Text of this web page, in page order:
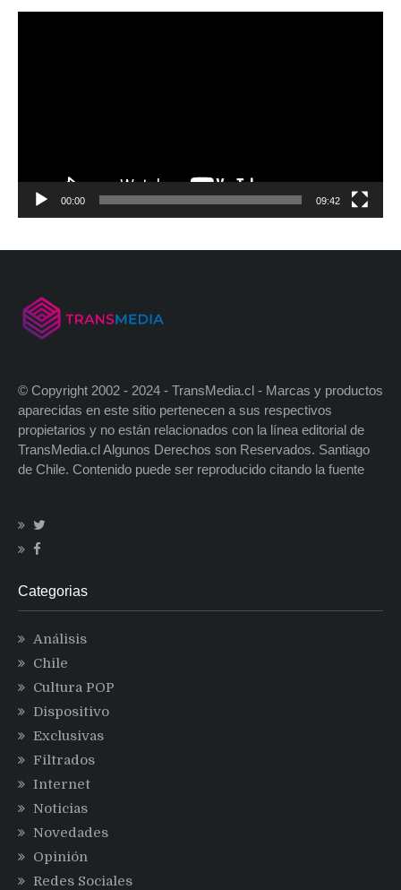
00:00 09:42
© Copyright 2002 - 2024 - TransMedia.cl - Marcas y productos
aparecidas en este sitio pertenecen a sus respectivos
propietarios y no están relacionados con la línea editorial de
TransMedia.cl Algunos Derechos son Reservados. Santiago
de Chile. Contenido puede ser reproducido citando la fuente
Categorias
Análisis
Chile
Cultura POP
Dispositivo
Exclusivas
Filtrados
Internet
Noticias
Novedades
Opinión
Redes Sociales